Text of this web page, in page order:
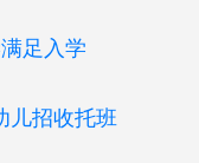
足入学
儿招收托班